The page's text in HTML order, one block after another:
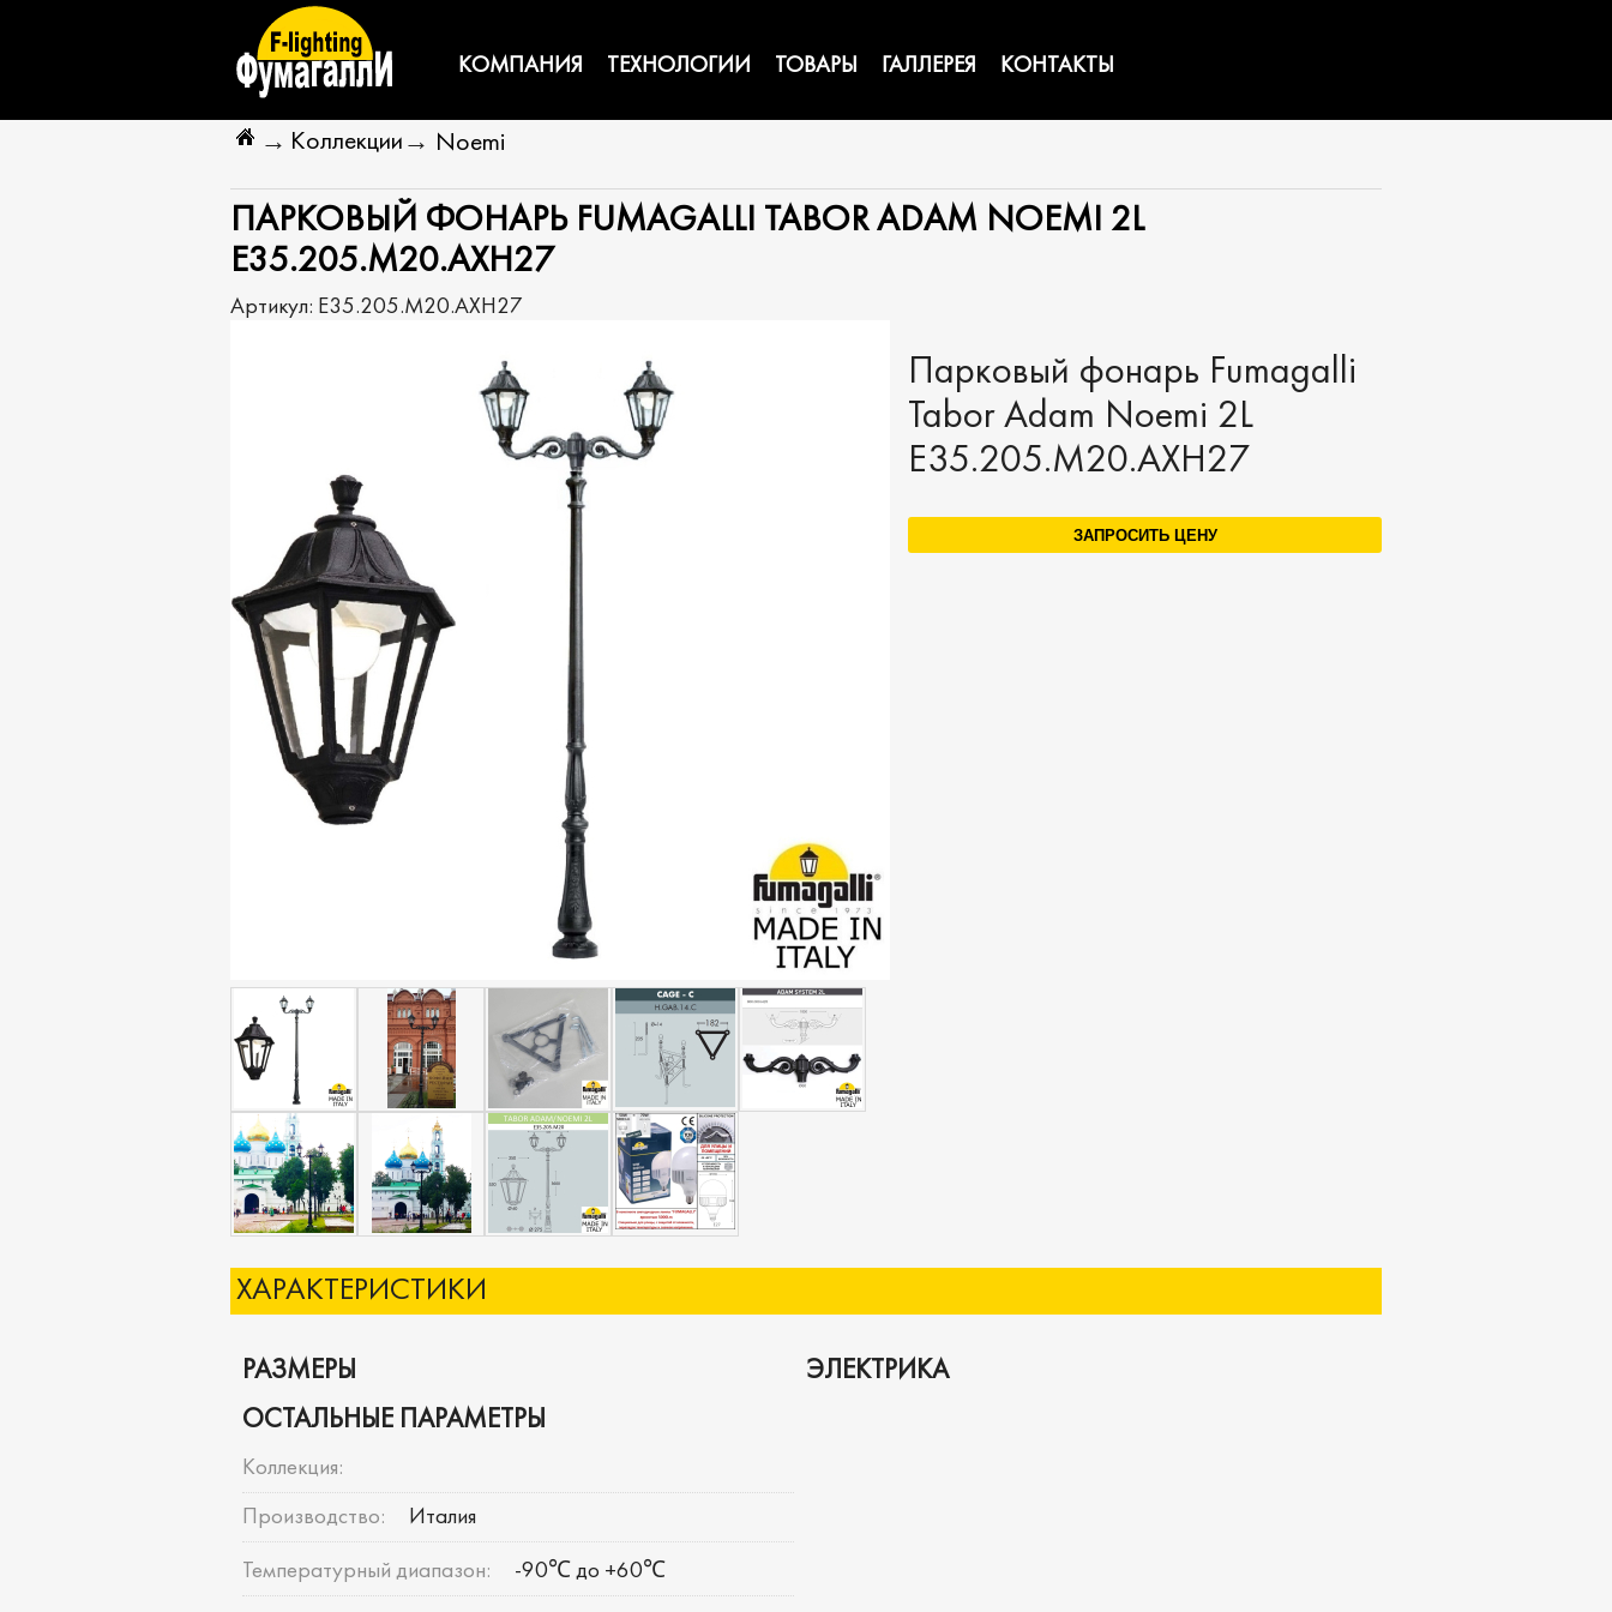
КОМПАНИЯ ТЕХНОЛОГИИ ТОВАРЫ ГАЛЛЕРЕЯ КОНТАКТЫ
→ Коллекции → Noemi
ПАРКОВЫЙ ФОНАРЬ FUMAGALLI TABOR ADAM NOEMI 2L
E35.205.M20.AXH27
Артикул: E35.205.M20.AXH27
Парковый фонарь Fumagalli
Tabor Adam Noemi 2L
E35.205.M20.AXH27
ЗАПРОСИТЬ ЦЕНУ
ХАРАКТЕРИСТИКИ
РАЗМЕРЫ
ЭЛЕКТРИКА
ОСТАЛЬНЫЕ ПАРАМЕТРЫ
Коллекция:
Производство: Италия
Температурный диапазон: -90℃ до +60℃